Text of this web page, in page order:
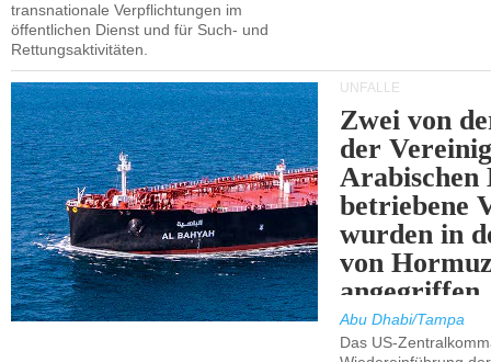
transnationale Verpflichtungen im
öffentlichen Dienst und für Such- und
Rettungsaktivitäten.
UNFÄLLE
Zwei von
der
Arabischen
betriebene
wurden in
von
angegriffen.
Abu Dhabi/Tampa
Das US-